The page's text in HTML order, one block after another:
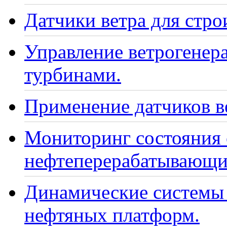
Датчики ветра для
Управление
турбинами.
Применение датчиков
Мониторинг
Динамические
нефтяных платформ.